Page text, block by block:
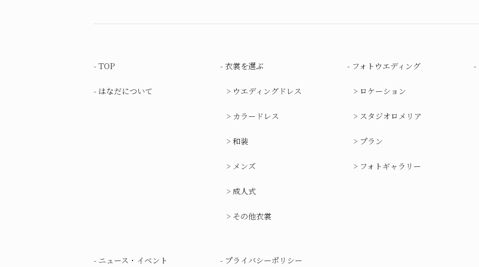
TOP
はなだについて
衣裳を選ぶ
ウエディングドレス
カラードレス
和装
メンズ
成人式
その他衣裳
フォトウエディング
ロケーション
スタジオロメリア
プラン
フォトギャラリー
ニュース・イベント プライバシーポリシー